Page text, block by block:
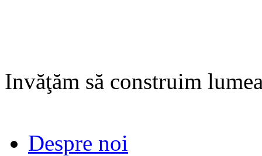
Invăţăm să construim
Despre noi